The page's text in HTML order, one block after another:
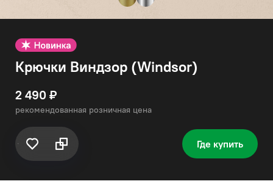
Крючки Виндзор (Windsor)
2 490 ₽
рекомендованная розничная цена
Где купить